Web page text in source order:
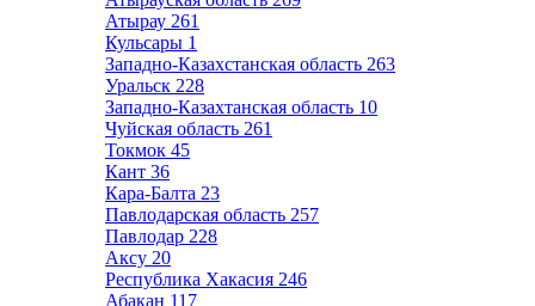
Атырау 261
Кульсары 1
Западно-Казахстанская область 263
Уральск 228
Западно-Казахтанская область 10
Чуйская область 261
Токмок 45
Кант 36
Кара-Балта 23
Павлодарская область 257
Павлодар 228
Аксу 20
Республика Хакасия 246
Абакан 117